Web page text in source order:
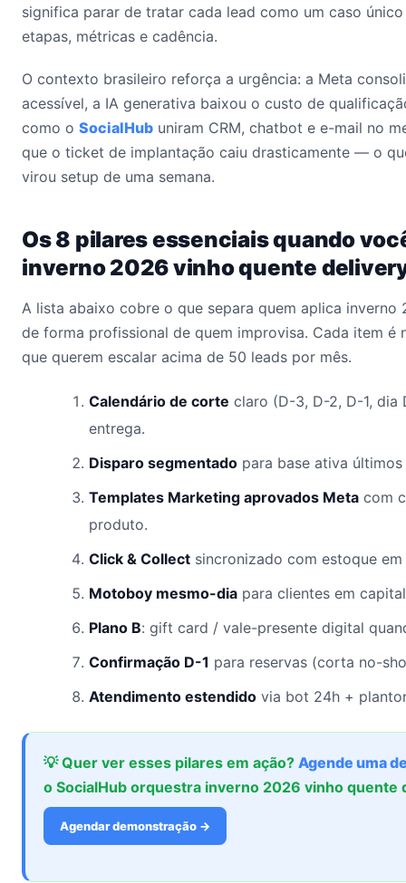
significa parar de tratar cada lead como um caso
etapas, métricas e cadência.
O contexto brasileiro reforça a urgência: a Meta
acessível, a IA generativa baixou o custo de
como o SocialHub uniram CRM, chatbot e e-mail no
que o ticket de implantação caiu drasticamente — o
virou setup de uma semana.
Os 8 pilares essenciais quando
inverno 2026 vinho quente
A lista abaixo cobre o que separa quem aplica
de forma profissional de quem improvisa. Cada item é
que querem escalar acima de 50 leads por mês.
Calendário de corte claro (D-3, D-2, D-1, dia
entrega.
Disparo segmentado para base ativa
Templates Marketing aprovados Meta com
produto.
Click & Collect sincronizado com estoque
Motoboy mesmo-dia para clientes em
Plano B: gift card / vale-presente digital
Confirmação D-1 para reservas (corta no-
Atendimento estendido via bot 24h +
💡 Quer ver esses pilares em ação? Agende uma
o SocialHub orquestra inverno 2026 vinho
Agendar demonstração →